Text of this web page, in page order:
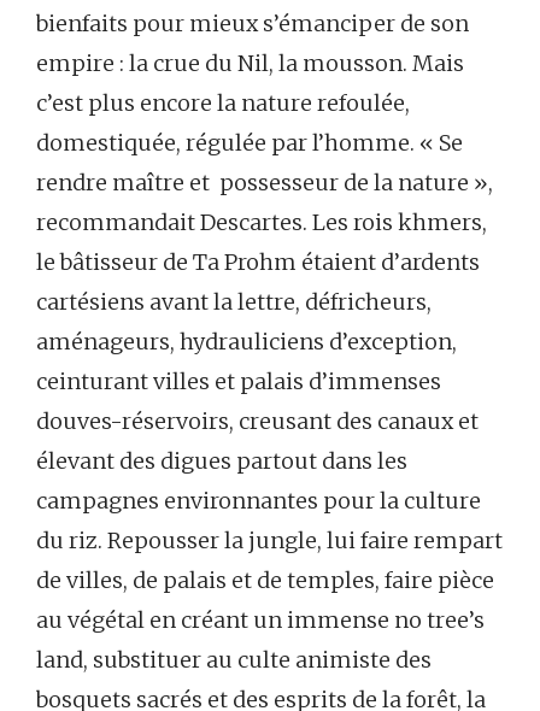
bienfaits pour mieux s’émanciper de son
empire : la crue du Nil, la mousson. Mais
c’est plus encore la nature refoulée,
domestiquée, régulée par l’homme. « Se
rendre maître et possesseur de la nature »,
recommandait Descartes. Les rois khmers,
le bâtisseur de Ta Prohm étaient d’ardents
cartésiens avant la lettre, défricheurs,
aménageurs, hydrauliciens d’exception,
ceinturant villes et palais d’immenses
douves-réservoirs, creusant des canaux et
élevant des digues partout dans les
campagnes environnantes pour la culture
du riz. Repousser la jungle, lui faire rempart
de villes, de palais et de temples, faire pièce
au végétal en créant un immense no tree’s
land, substituer au culte animiste des
bosquets sacrés et des esprits de la forêt, la